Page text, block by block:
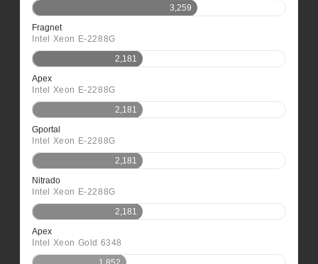
3,259
Fragnet
Intel Xeon E-2288G
2,181
Apex
Intel Xeon E-2288G
2,181
Gportal
Intel Xeon E-2288G
2,181
Nitrado
Intel Xeon E-2288G
2,181
Apex
Intel Xeon Gold 6348